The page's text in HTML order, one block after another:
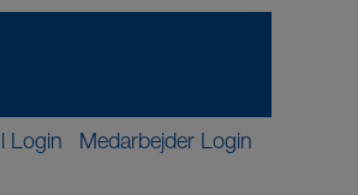
Login Medarbejder Login